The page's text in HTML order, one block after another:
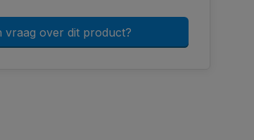
vraag over dit product?